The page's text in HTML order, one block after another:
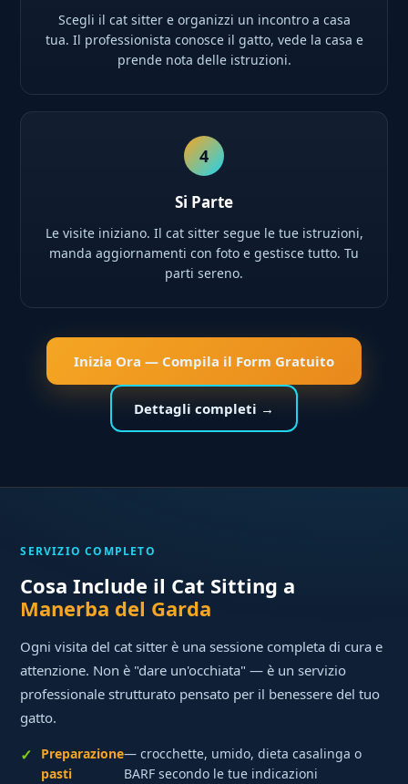
Scegli il cat sitter e organizzi un incontro a casa
tua. Il professionista conosce il gatto, vede la casa e
prende nota delle istruzioni.
4
Si Parte
Le visite iniziano. Il cat sitter segue le tue istruzioni,
manda aggiornamenti con foto e gestisce tutto. Tu
parti sereno.
Inizia Ora — Compila il Form Gratuito
Dettagli completi →
SERVIZIO COMPLETO
Cosa Include il Cat Sitting a
Manerba del Garda
Ogni visita del cat sitter è una sessione completa di cura e
attenzione. Non è "dare un'occhiata" — è un servizio
professionale strutturato pensato per il benessere del tuo
gatto.
Preparazione
pasti
— crocchette, umido, dieta casalinga o
BARF secondo le tue indicazioni